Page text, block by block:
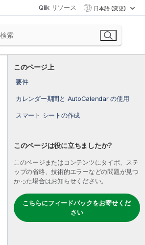
Qlik リソース 日本語 (変更)
このページ上
要件
カレンダー期間と AutoCalendar の使用
スマート シートの作成
このページは役に立ちましたか?
このページまたはコンテンツにタイポ、ステ
ップの省略、技術的エラーなどの問題が見つ
かった場合はお知らせください。
こちらにフィードバックをお寄せくだ
さい